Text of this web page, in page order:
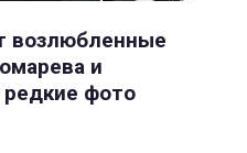
возлюбленные
и
фото